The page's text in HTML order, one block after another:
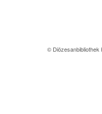
© Diözesanbibliothek